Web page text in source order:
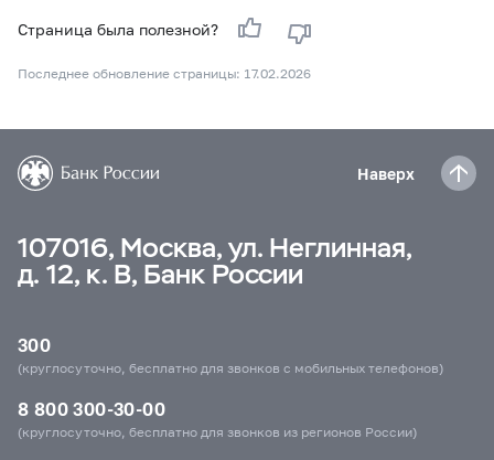
Страница была полезной?
Последнее обновление страницы: 17.02.2026
Наверх
107016, Москва, ул. Неглинная,
д. 12, к. В, Банк России
300
(круглосуточно, бесплатно для звонков с мобильных телефонов)
8 800 300-30-00
(круглосуточно, бесплатно для звонков из регионов России)